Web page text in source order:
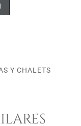
Y CHALETS